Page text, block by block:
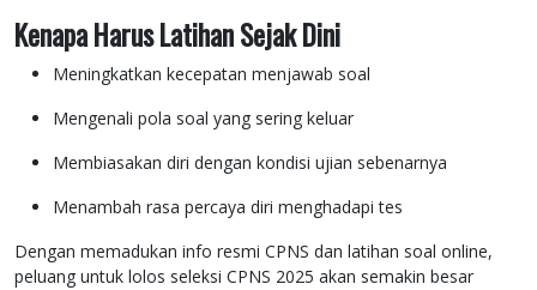
Kenapa Harus Latihan Sejak Dini
Meningkatkan kecepatan menjawab soal
Mengenali pola soal yang sering keluar
Membiasakan diri dengan kondisi ujian sebenarnya
Menambah rasa percaya diri menghadapi tes
Dengan memadukan info resmi CPNS dan latihan soal online,
peluang untuk lolos seleksi CPNS 2025 akan semakin besar